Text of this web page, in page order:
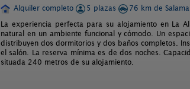
Alquiler completo
5 plazas 76 km de
La experiencia perfecta para su alojamiento en La
natural en un ambiente funcional y cómodo. Un
distribuyen dos dormitorios y dos baños completos.
el salón. La reserva mínima es de dos noches.
situada 240 metros de su alojamiento.